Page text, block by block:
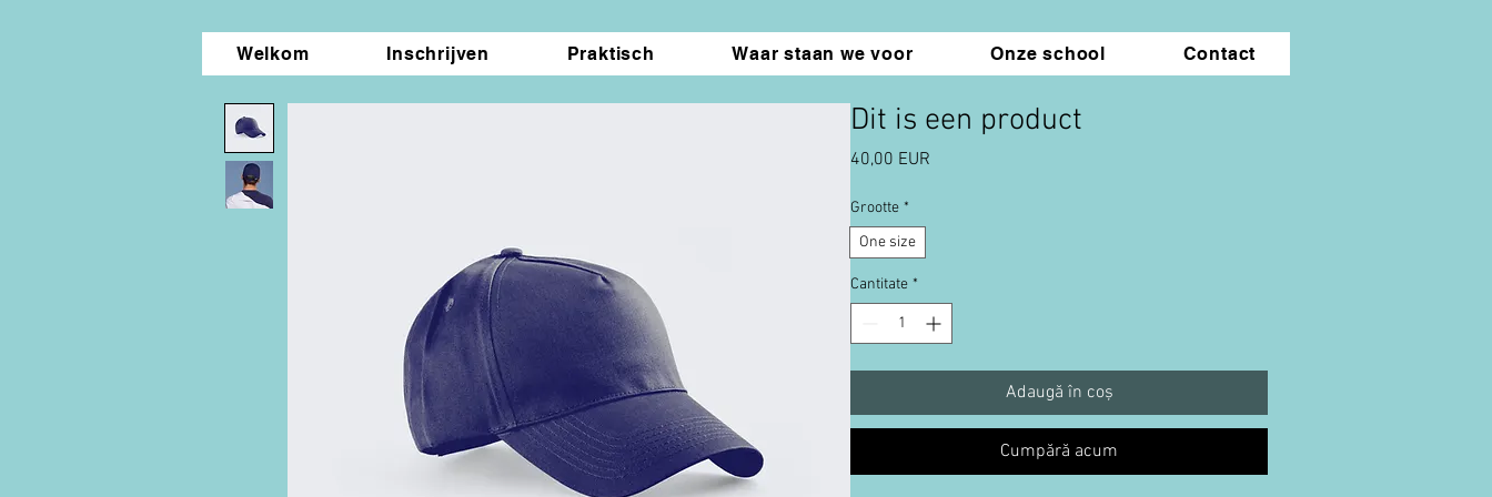
Welkom Inschrijven Praktisch Waar staan we voor Onze school Contact
Dit is een product
40,00 EUR
Grootte *
One size
Cantitate *
Adaugă în coș
Cumpără acum